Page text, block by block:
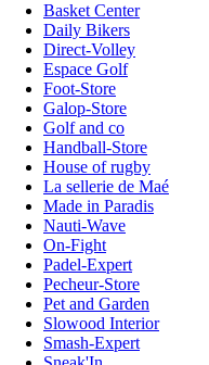
Basket Center
Daily Bikers
Direct-Volley
Espace Golf
Foot-Store
Galop-Store
Golf and co
Handball-Store
House of rugby
La sellerie de Maé
Made in Paradis
Nauti-Wave
On-Fight
Padel-Expert
Pecheur-Store
Pet and Garden
Slowood Interior
Smash-Expert